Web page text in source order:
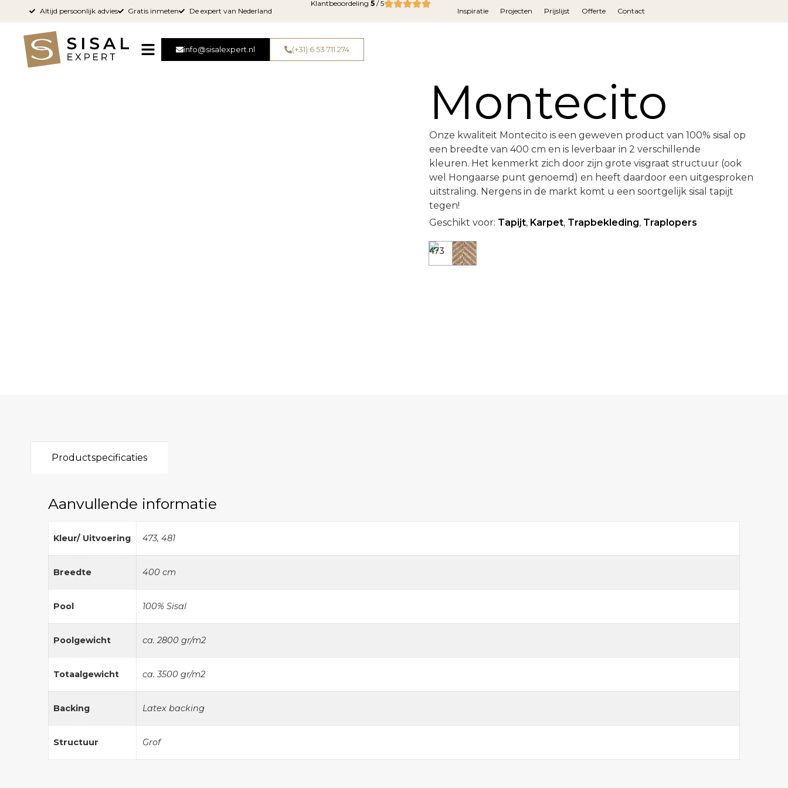
Altijd persoonlijk advies Gratis inmeten De expert van Nederland
Klantbeoordeling 5 / 5
Inspiratie
Projecten Prijslijst Offerte Contact
info@sisalexpert.nl (+31) 6 53 711 274
Montecito
Onze kwaliteit Montecito is een geweven product van 100% sisal op
een breedte van 400 cm en is leverbaar in 2 verschillende
kleuren. Het kenmerkt zich door zijn grote visgraat structuur (ook
wel Hongaarse punt genoemd) en heeft daardoor een uitgesproken
uitstraling. Nergens in de markt komt u een soortgelijk sisal tapijt
tegen!
Geschikt voor: Tapijt, Karpet, Trapbekleding, Traplopers
Productspecificaties
Aanvullende informatie
Kleur/ Uitvoering 473, 481
Breedte 400 cm
Pool 100% Sisal
Poolgewicht ca. 2800 gr/m2
Totaalgewicht ca. 3500 gr/m2
Backing Latex backing
Structuur Grof